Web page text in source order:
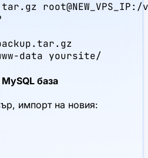
root@NEW_VPS_IP:/
data yoursite/
база
импорт на новия: